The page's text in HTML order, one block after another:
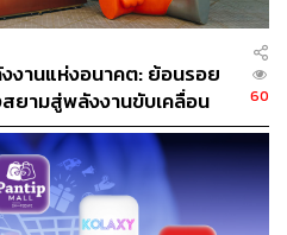
กมายที่เกิดขึ้นบน LINE
ร็จของไอเดียที่เริ่มจากการ
ปสรรค หน้าที่ของ LINE
รรม มอบความรู้และเทคนิคดีๆ
มือใหม่ๆ เพื่อจัดการร้านค้า
ารเงิน ทั้งหมดนี้ก็เพื่อช่วยให้
ากขึ้น และมาเสริมแกร่งการ
งานแห่งอนาคต: ย้อนรอย
ยามสู่พลังงานขับเคลื่อน
60